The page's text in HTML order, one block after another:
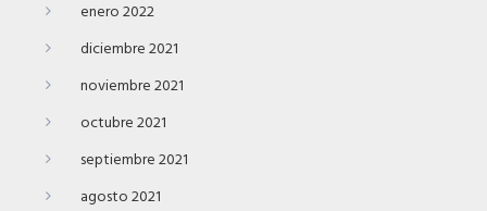
enero 2022
diciembre 2021
noviembre 2021
octubre 2021
septiembre 2021
agosto 2021